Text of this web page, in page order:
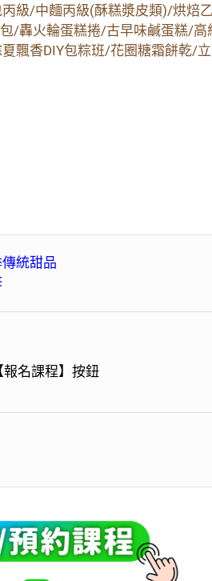
級/中麵丙級(酥糕漿皮類)/烘
/轟火輪蛋糕捲/古早味鹹蛋糕/
飄香DIY包粽班/花圈糖霜餅乾/
統甜品
報名課程】按鈕